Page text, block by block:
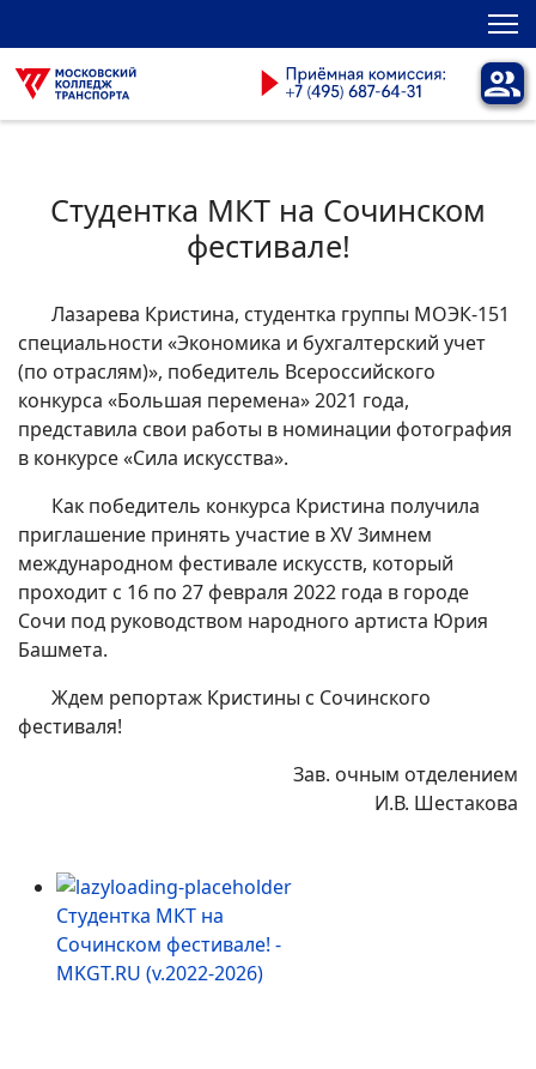
Студентка МКТ на Сочинском
фестивале!
Лазарева Кристина, студентка группы МОЭК-151
специальности «Экономика и бухгалтерский учет
(по отраслям)», победитель Всероссийского
конкурса «Большая перемена» 2021 года,
представила свои работы в номинации фотография
в конкурсе «Сила искусства».
Как победитель конкурса Кристина получила
приглашение принять участие в XV Зимнем
международном фестивале искусств, который
проходит с 16 по 27 февраля 2022 года в городе
Сочи под руководством народного артиста Юрия
Башмета.
Ждем репортаж Кристины с Сочинского
фестиваля!
Зав. очным отделением
И.В. Шестакова